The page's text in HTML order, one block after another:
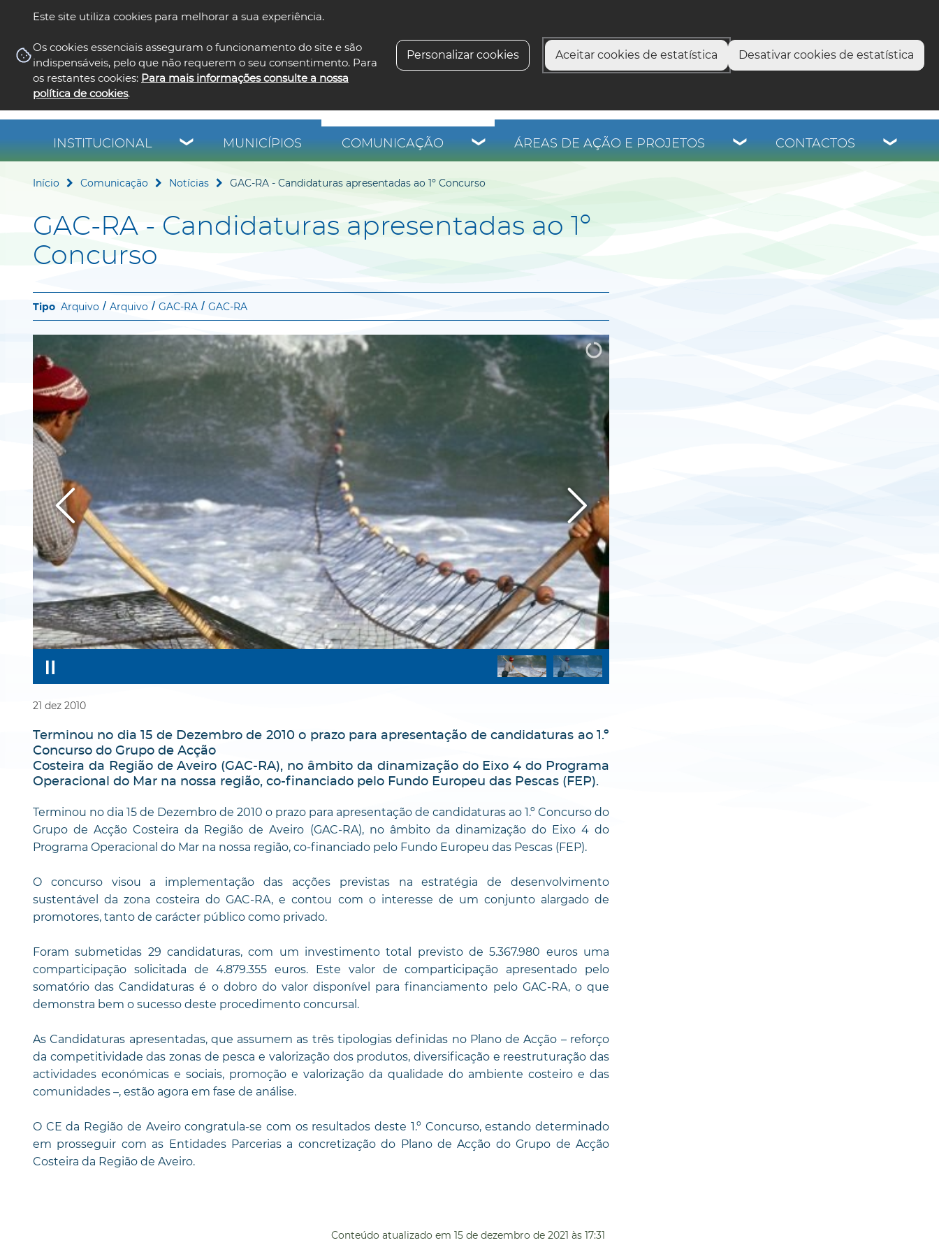
Este site utiliza cookies para melhorar a sua experiência.
Os cookies essenciais asseguram o funcionamento do site e são
indispensáveis, pelo que não requerem o seu consentimento. Para
os restantes cookies: Para mais informações consulte a nossa
política de cookies.
Personalizar cookies Aceitar cookies de estatística Desativar cookies de estatística
INSTITUCIONAL MUNICÍPIOS COMUNICAÇÃO ÁREAS DE AÇÃO E PROJETOS CONTACTOS
Início Comunicação Notícias GAC-RA - Candidaturas apresentadas ao 1º Concurso
GAC-RA - Candidaturas apresentadas ao 1º
Concurso
Arquivo Arquivo GAC-RA GAC-RA
21 dez 2010
Terminou no dia 15 de Dezembro de 2010 o prazo para apresentação de candidaturas ao 1.º
Concurso do Grupo de Acção
Costeira da Região de Aveiro (GAC-RA), no âmbito da dinamização do Eixo 4 do Programa
Operacional do Mar na nossa região, co-financiado pelo Fundo Europeu das Pescas (FEP).
Terminou no dia 15 de Dezembro de 2010 o prazo para apresentação de candidaturas ao 1.º Concurso do
Grupo de Acção Costeira da Região de Aveiro (GAC-RA), no âmbito da dinamização do Eixo 4 do
Programa Operacional do Mar na nossa região, co-financiado pelo Fundo Europeu das Pescas (FEP).
O concurso visou a implementação das acções previstas na estratégia de desenvolvimento
sustentável da zona costeira do GAC-RA, e contou com o interesse de um conjunto alargado de
promotores, tanto de carácter público como privado.
Foram submetidas 29 candidaturas, com um investimento total previsto de 5.367.980 euros uma
comparticipação solicitada de 4.879.355 euros. Este valor de comparticipação apresentado pelo
somatório das Candidaturas é o dobro do valor disponível para financiamento pelo GAC-RA, o que
demonstra bem o sucesso deste procedimento concursal.
As Candidaturas apresentadas, que assumem as três tipologias definidas no Plano de Acção – reforço
da competitividade das zonas de pesca e valorização dos produtos, diversificação e reestruturação das
actividades económicas e sociais, promoção e valorização da qualidade do ambiente costeiro e das
comunidades –, estão agora em fase de análise.
O CE da Região de Aveiro congratula-se com os resultados deste 1.º Concurso, estando determinado
em prosseguir com as Entidades Parcerias a concretização do Plano de Acção do Grupo de Acção
Costeira da Região de Aveiro.
Conteúdo atualizado em 15 de dezembro de 2021 às 17:31